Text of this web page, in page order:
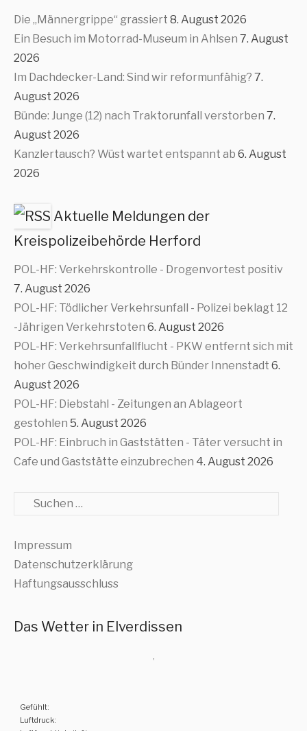
Die „Männergrippe“ grassiert 8. August 2026
Ein Besuch im Motorrad-Museum in Ahlsen 7. August
2026
Im Dachdecker-Land: Sind wir reformunfähig? 7.
August 2026
Bünde: Junge (12) nach Traktorunfall verstorben 7.
August 2026
Kanzlertausch? Wüst wartet entspannt ab 6. August
2026
Aktuelle Meldungen der
Kreispolizeibehörde Herford
POL-HF: Verkehrskontrolle - Drogenvortest positiv
7. August 2026
POL-HF: Tödlicher Verkehrsunfall - Polizei beklagt 12
-Jährigen Verkehrstoten 6. August 2026
POL-HF: Verkehrsunfallflucht - PKW entfernt sich mit
hoher Geschwindigkeit durch Bünder Innenstadt 6.
August 2026
POL-HF: Diebstahl - Zeitungen an Ablageort
gestohlen 5. August 2026
POL-HF: Einbruch in Gaststätten - Täter versucht in
Cafe und Gaststätte einzubrechen 4. August 2026
Suche
Impressum
Datenschutzerklärung
Haftungsausschluss
Das Wetter in Elverdissen
Gefühlt:
Luftdruck: